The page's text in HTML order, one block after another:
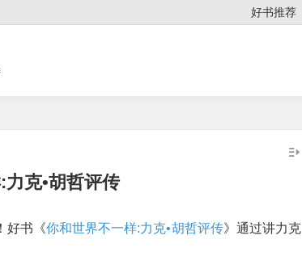
好书推荐
克•胡哲评传
好书《你和世界不一样:力克•胡哲评传》通过讲力克